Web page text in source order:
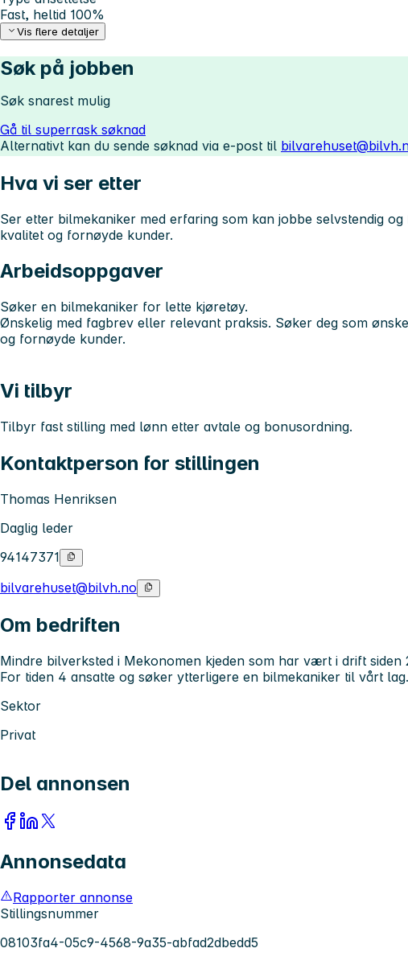
Fast, heltid 100%
Vis flere detaljer
Søk på jobben
Søk snarest mulig
Gå til superrask søknad
Alternativt kan du sende søknad via e-post til
Hva vi ser etter
Ser etter bilmekaniker med erfaring som kan jobbe selvstendig
kvalitet og fornøyde kunder.
Arbeidsoppgaver
Søker en bilmekaniker for lette kjøretøy.
Ønskelig med fagbrev eller relevant praksis. Søker deg som
og fornøyde kunder.
Vi tilbyr
Tilbyr fast stilling med lønn etter avtale og bonusordning.
Kontaktperson for stillingen
Thomas Henriksen
Daglig leder
94147371
bilvarehuset@bilvh.no
Om bedriften
Mindre bilverksted i Mekonomen kjeden som har vært i drift siden
For tiden 4 ansatte og søker ytterligere en bilmekaniker til vårt lag.
Sektor
Privat
Del annonsen
Annonsedata
Rapporter annonse
Stillingsnummer
08103fa4-05c9-4568-9a35-abfad2dbedd5